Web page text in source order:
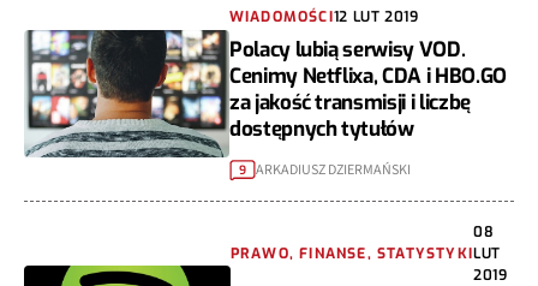
WIADOMOŚCI12 LUT 2019
Polacy lubią serwisy VOD.
Cenimy Netflixa, CDA i HBO.GO
za jakość transmisji i liczbę
dostępnych tytułów
9 ARKADIUSZ DZIERMAŃSKI
PRAWO, FINANSE, STATYSTYKI
08
LUT
2019